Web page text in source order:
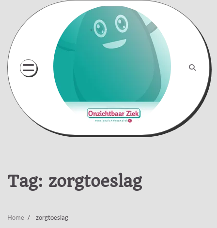
content
Tag: zorgtoeslag
Home zorgtoeslag